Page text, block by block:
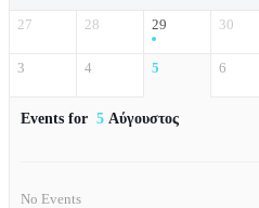
27 28 29 30
3 4 5 6
Events for 5 Αύγουστος
No Events